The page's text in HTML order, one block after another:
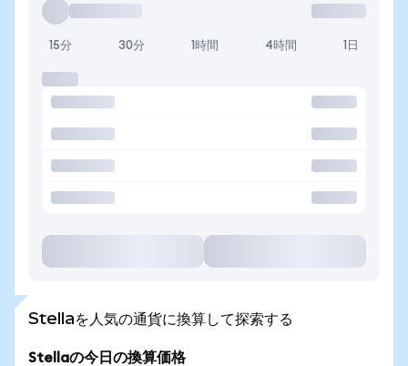
15分 30分 1時間 4時間 1日
Stellaを人気の通貨に換算して探索する
Stellaの今日の換算価格